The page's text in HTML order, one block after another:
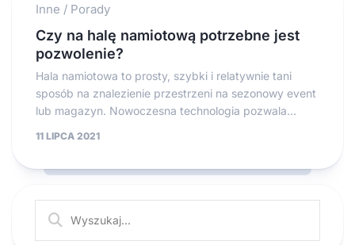
Inne / Porady
Czy na halę namiotową potrzebne jest
pozwolenie?
Hala namiotowa to prosty, szybki i relatywnie tani
sposób na znalezienie przestrzeni na sezonowy event
lub magazyn. Nowoczesna technologia pozwala...
11 LIPCA 2021